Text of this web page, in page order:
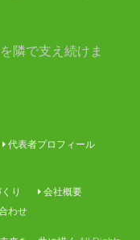
隣で支え続けま
代表者プロフィール
くり
会社概要
わせ